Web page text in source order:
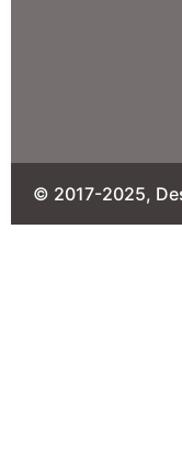
© 2017-2025,